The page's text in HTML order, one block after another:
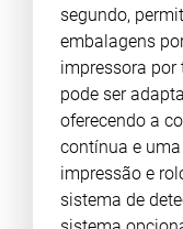
segundo,
embalagens
impressora por
pode ser
oferecendo a
contínua e
impressão e
sistema de